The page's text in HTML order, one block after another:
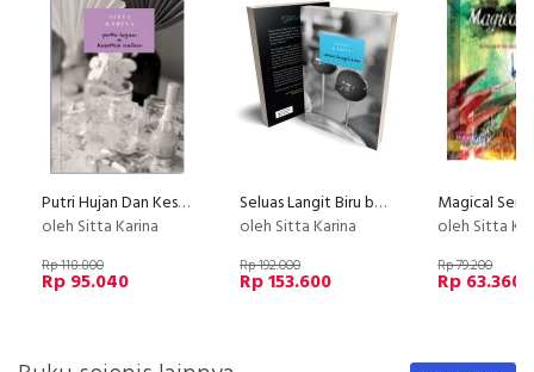
Putri Hujan Dan Kesatria Malam (Reguler)
oleh Sitta Karina
Rp 118.800
Rp 95.040
Seluas Langit Biru by Sitta Karina (masih ada ttd )
oleh Sitta Karina
Rp 192.000
Rp 153.600
oleh Sitta
Rp 79.200
Rp 63.360